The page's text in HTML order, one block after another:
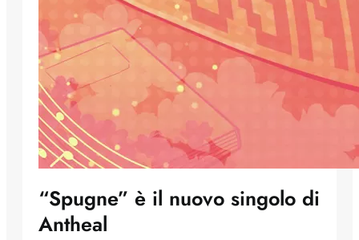
“Spugne” è il nuovo singolo di
Antheal